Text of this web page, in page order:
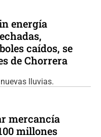
energía
caídos, se
de Chorrera
lluvias.
mercancía
millones